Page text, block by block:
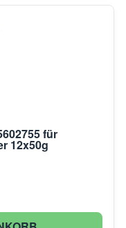
für
12x50g